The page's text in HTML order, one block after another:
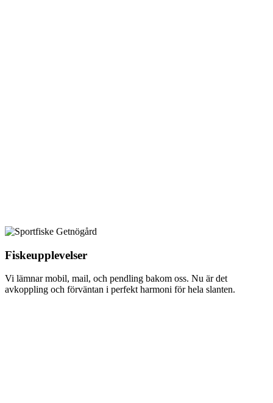
Fiskeupplevelser
Vi lämnar mobil, mail, och pendling bakom oss. Nu är det
avkoppling och förväntan i perfekt harmoni för hela slanten.